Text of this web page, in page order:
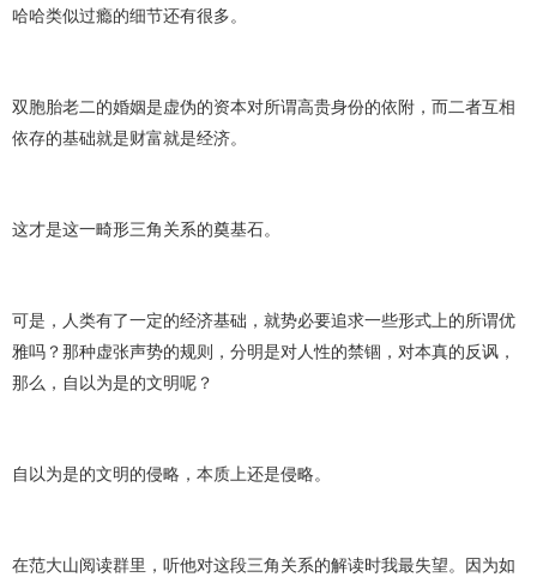
哈哈类似过瘾的细节还有很多。
双胞胎老二的婚姻是虚伪的资本对所谓高贵身份的依附，而二者互相
依存的基础就是财富就是经济。
这才是这一畸形三角关系的奠基石。
可是，人类有了一定的经济基础，就势必要追求一些形式上的所谓优
雅吗？那种虚张声势的规则，分明是对人性的禁锢，对本真的反讽，
那么，自以为是的文明呢？
自以为是的文明的侵略，本质上还是侵略。
在范大山阅读群里，听他对这段三角关系的解读时我最失望。因为如